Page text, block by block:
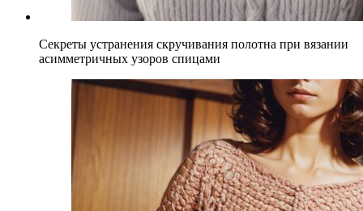
Секреты устранения скручивания полотна при вязании
асимметричных узоров спицами